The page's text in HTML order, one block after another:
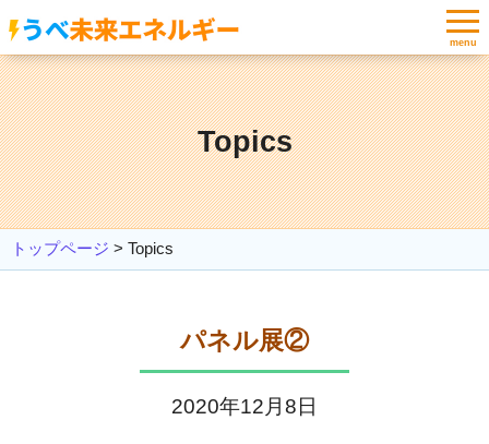
menu
Topics
トップページ > Topics
パネル展②
2020年12月8日